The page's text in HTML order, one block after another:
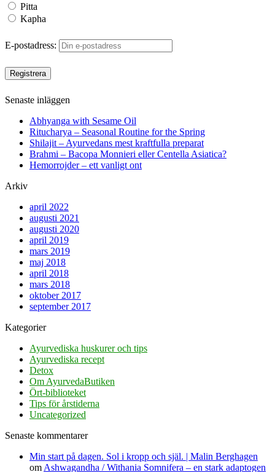
Pitta
Kapha
E-postadress:
Senaste inläggen
Abhyanga with Sesame Oil
Ritucharya – Seasonal Routine for the Spring
Shilajit – Ayurvedans mest kraftfulla preparat
Brahmi – Bacopa Monnieri eller Centella Asiatica?
Hemorrojder – ett vanligt ont
Arkiv
april 2022
augusti 2021
augusti 2020
april 2019
mars 2019
maj 2018
april 2018
mars 2018
oktober 2017
september 2017
Kategorier
Ayurvediska huskurer och tips
Ayurvediska recept
Detox
Om AyurvedaButiken
Ört-biblioteket
Tips för årstiderna
Uncategorized
Senaste kommentarer
Min start på dagen. Sol i kropp och själ. | Malin Berghagen
om Ashwagandha / Withania Somnifera – en stark adaptogen